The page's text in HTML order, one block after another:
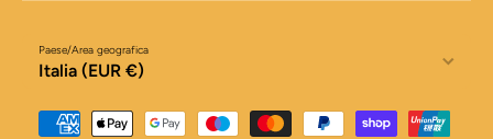
Paese/Area geografica
Italia (EUR €)
Metodi di pagamento